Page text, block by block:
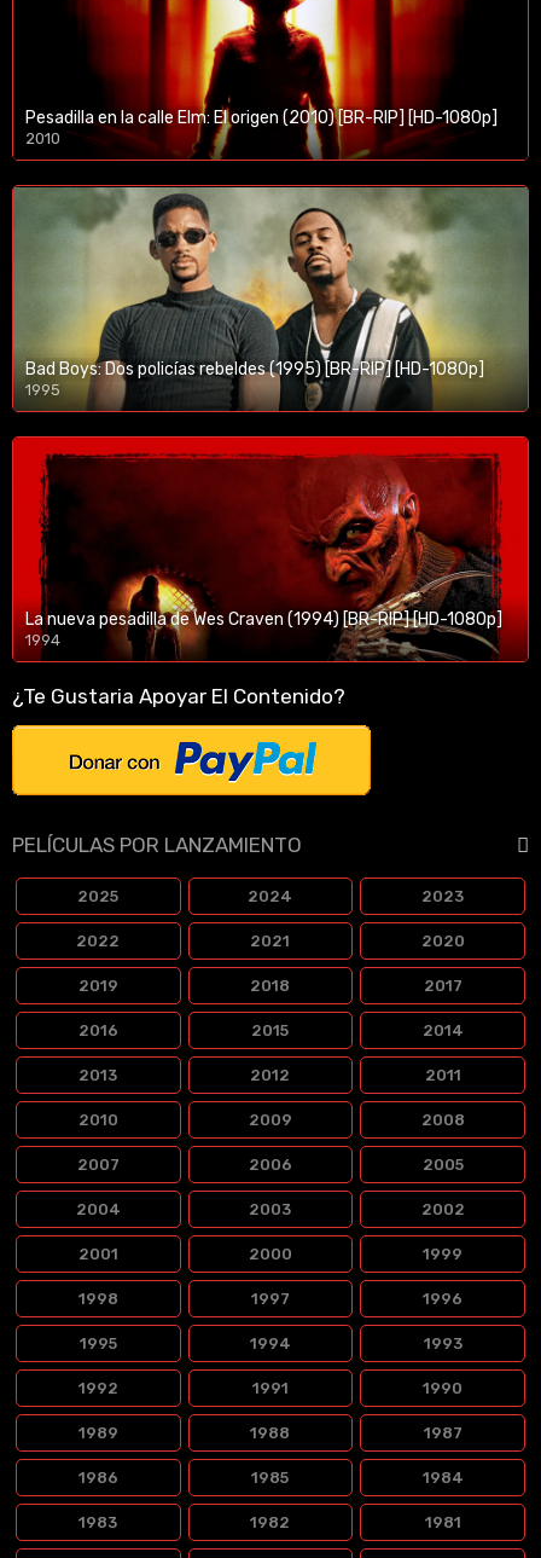
Pesadilla en la calle Elm: El origen (2010) [BR-RIP] [HD-1080p]
2010
1080p/720p
Bad Boys: Dos policías rebeldes (1995) [BR-RIP] [HD-1080p]
1995
1080p/720p
La nueva pesadilla de Wes Craven (1994) [BR-RIP] [HD-1080p]
1994
1080p/720p
¿Te Gustaria Apoyar El Contenido?
PELÍCULAS POR LANZAMIENTO
2025 2024 2023
2022 2021 2020
2019 2018 2017
2016 2015 2014
2013 2012 2011
2010 2009 2008
2007 2006 2005
2004 2003 2002
2001 2000 1999
1998 1997 1996
1995 1994 1993
1992 1991 1990
1989 1988 1987
1986 1985 1984
1983 1982 1981